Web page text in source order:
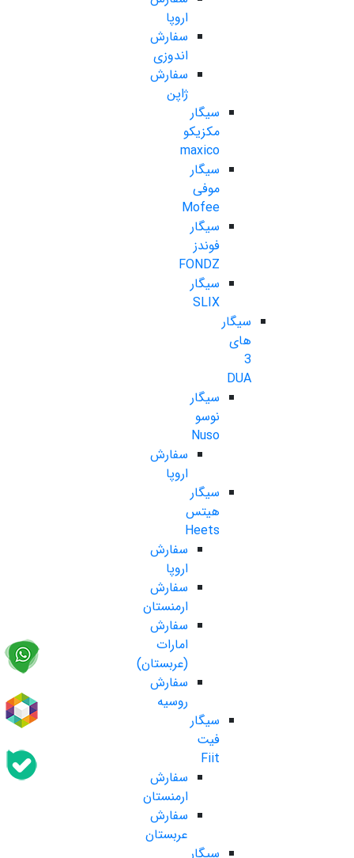
اروپا
سفارش
اندوزی
سفارش
ژاپن
سیگار
مکزیکو
maxico
سیگار
موفی
Mofee
سیگار
فوندز
FONDZ
سیگار
SLIX
سیگار
های
3
DUA
سیگار
نوسو
Nuso
سفارش
اروپا
سیگار
هیتس
Heets
سفارش
اروپا
سفارش
ارمنستان
سفارش
امارات
(عربستان)
سفارش
روسیه
سیگار
فیت
Fiit
سفارش
ارمنستان
سفارش
عربستان
سیگار